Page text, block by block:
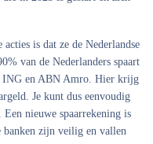
is dat ze de Nederlandse
van de Nederlanders spaart
ING en ABN Amro. Hier krijg
Je kunt dus eenvoudig
nieuwe spaarrekening is
banken zijn veilig en vallen